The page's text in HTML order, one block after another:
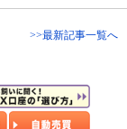
>>最新記事一覧へ